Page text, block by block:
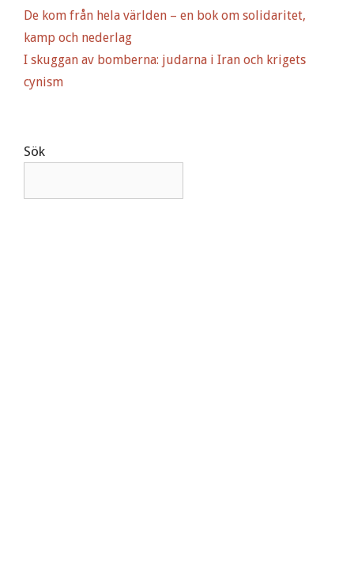
De kom från hela världen – en bok om solidaritet,
kamp och nederlag
I skuggan av bomberna: judarna i Iran och krigets
cynism
Sök